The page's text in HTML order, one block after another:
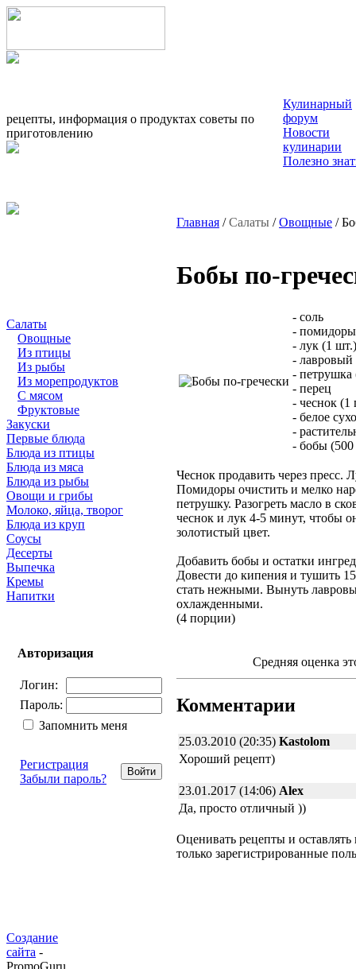
рецепты, информация о продуктах советы по
приготовлению
Кулинарный
форум
Новости
кулинарии
Полезно
Салаты
Овощные
Из птицы
Из рыбы
Из морепродуктов
С мясом
Фруктовые
Закуски
Первые блюда
Блюда из птицы
Блюда из мяса
Блюда из рыбы
Овощи и грибы
Молоко, яйца, творог
Блюда из круп
Соусы
Десерты
Выпечка
Кремы
Напитки
Авторизация
Логин:
Пароль:
Запомнить меня
Регистрация
Забыли пароль?
Главная /Салаты /Овощные /
Бобы по-
- соль
-
- лук (1 шт.)
- лавровый
- петрушка
- перец
- чеснок (1
- белое
-
- бобы (500
Чеснок продавить через пресс.
Помидоры очистить и мелко
петрушку. Разогреть масло в
чеснок и лук 4-5 минут, чтобы
золотистый цвет.
Добавить бобы и остатки
Довести до кипения и тушить
стать нежными. Вынуть
охлажденными.
(4 порции)
Средняя оценка
Комментарии
25.03.2010 (20:35) Kastolom
Хороший рецепт)
23.01.2017 (14:06) Alex
Да, просто отличный ))
Оценивать рецепты и
только зарегистрированные
Создание
сайта -
PromoGuru